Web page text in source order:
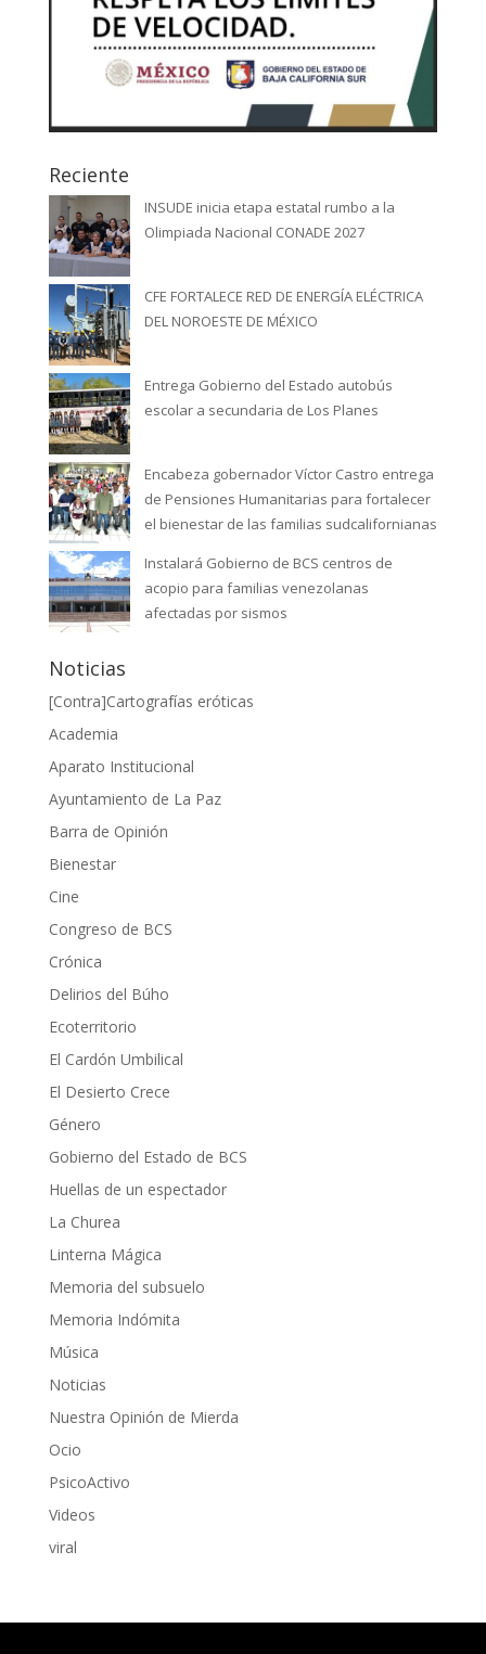
Reciente
INSUDE inicia etapa estatal rumbo a la
Olimpiada Nacional CONADE 2027
CFE FORTALECE RED DE ENERGÍA ELÉCTRICA
DEL NOROESTE DE MÉXICO
Entrega Gobierno del Estado autobús
escolar a secundaria de Los Planes
Encabeza gobernador Víctor Castro entrega
de Pensiones Humanitarias para fortalecer
el bienestar de las familias sudcalifornianas
Instalará Gobierno de BCS centros de
acopio para familias venezolanas
afectadas por sismos
Noticias
[Contra]Cartografías eróticas
Academia
Aparato Institucional
Ayuntamiento de La Paz
Barra de Opinión
Bienestar
Cine
Congreso de BCS
Crónica
Delirios del Búho
Ecoterritorio
El Cardón Umbilical
El Desierto Crece
Género
Gobierno del Estado de BCS
Huellas de un espectador
La Churea
Linterna Mágica
Memoria del subsuelo
Memoria Indómita
Música
Noticias
Nuestra Opinión de Mierda
Ocio
PsicoActivo
Videos
viral